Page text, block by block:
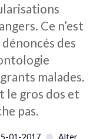
Ce n’est
des
malades.
le gros dos et
pas.
01-2017
Alter